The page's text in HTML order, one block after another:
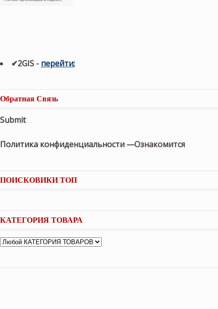
✔2GIS - перейти;
Обратная Связь
Submit
Политика конфиденциальности —Ознакомится
ПОИСКОВИКИ ТОП
КАТЕГОРИЯ ТОВАРА